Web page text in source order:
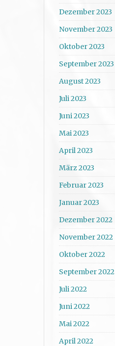
Dezember 2023
November 2023
Oktober 2023
September 2023
August 2023
Juli 2023
Juni 2023
Mai 2023
April 2023
März 2023
Februar 2023
Januar 2023
Dezember 2022
November 2022
Oktober 2022
September 2022
Juli 2022
Juni 2022
Mai 2022
April 2022